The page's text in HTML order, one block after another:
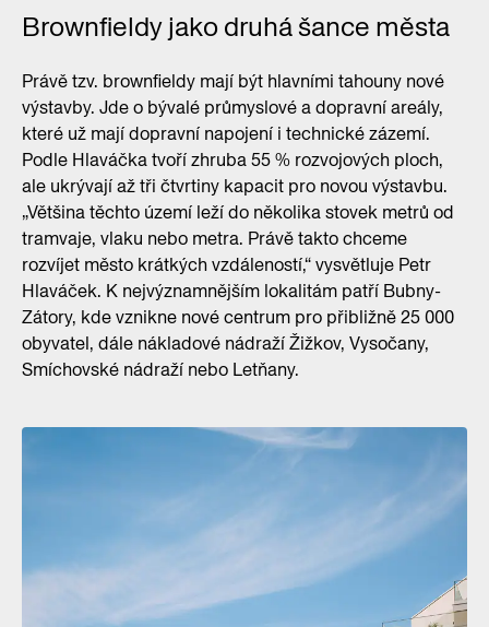
Brownfieldy jako druhá šance města
Právě tzv. brownfieldy mají být hlavními tahouny nové
výstavby. Jde o bývalé průmyslové a dopravní areály,
které už mají dopravní napojení i technické zázemí.
Podle Hlaváčka tvoří zhruba 55 % rozvojových ploch,
ale ukrývají až tři čtvrtiny kapacit pro novou výstavbu.
„Většina těchto území leží do několika stovek metrů od
tramvaje, vlaku nebo metra. Právě takto chceme
rozvíjet město krátkých vzdáleností,“ vysvětluje Petr
Hlaváček. K nejvýznamnějším lokalitám patří Bubny-
Zátory, kde vznikne nové centrum pro přibližně 25 000
obyvatel, dále nákladové nádraží Žižkov, Vysočany,
Smíchovské nádraží nebo Letňany.